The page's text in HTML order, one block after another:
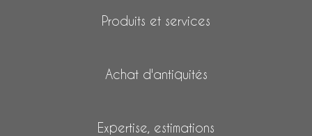
Produits et services
Achat d'antiquités
Expertise, estimations